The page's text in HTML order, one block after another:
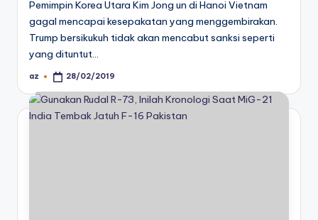
Pemimpin Korea Utara Kim Jong un di Hanoi Vietnam
gagal mencapai kesepakatan yang menggembirakan.
Trump bersikukuh tidak akan mencabut sanksi seperti
yang dituntut…
Posted
az 28/02/2019